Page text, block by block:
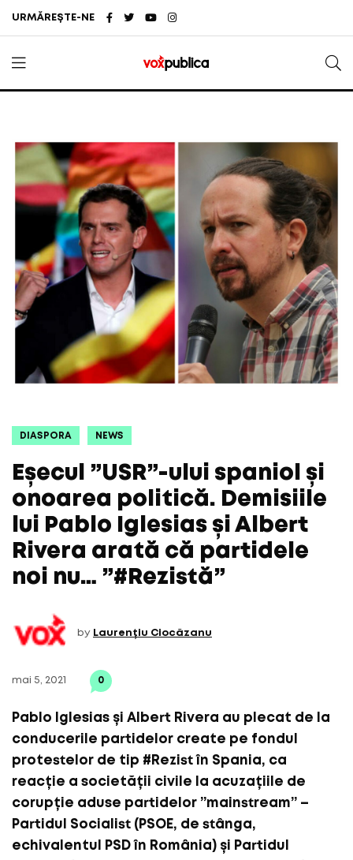
URMĂREȘTE-NE
DIASPORA NEWS
Eșecul ”USR”-ului spaniol și
onoarea politică. Demisiile
lui Pablo Iglesias și Albert
Rivera arată că partidele
noi nu… ”#Rezistă”
by Laurențiu Ciocăzanu
mai 5, 2021 0
Pablo Iglesias și Albert Rivera au plecat de la
conducerile partidelor create pe fondul
protestelor de tip #Rezist în Spania, ca
reacție a societății civile la acuzațiile de
corupție aduse partidelor ”mainstream” –
Partidul Socialist (PSOE, de stânga,
echivalentul PSD în România) și Partidul